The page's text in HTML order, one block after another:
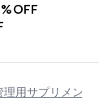
用サプリメント